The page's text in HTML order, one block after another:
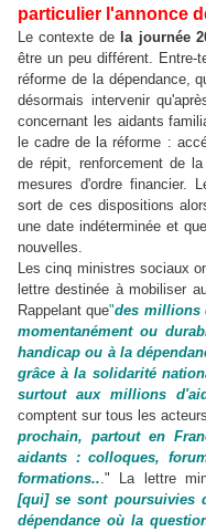
particulier l'annonce
Le contexte de la journée
être un peu différent. Entre-
réforme de la dépendance,
désormais intervenir
concernant les aidants
le cadre de la réforme :
de répit, renforcement de
mesures d'ordre financier.
sort de ces dispositions
une date indéterminée et
nouvelles.
Les cinq ministres sociaux
lettre destinée à mobiliser
Rappelant que"des millions
momentanément ou
handicap ou à la
grâce à la solidarité
surtout aux millions
comptent sur tous les
prochain, partout en
aidants : colloques,
formations..." La lettre
[qui] se sont poursuivies
dépendance où la